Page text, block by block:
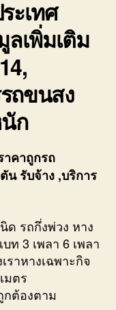
ะเทศ
เพิ่มเติม
ถขนสง
ก
าคาถูกรถ
น รับจ้าง ,บริการ
ด รถกึ่งพ่วง หาง
ท 3 เพลา 6 เพลา
ราหางเฉพาะกิจ
มตร
กต้องตาม